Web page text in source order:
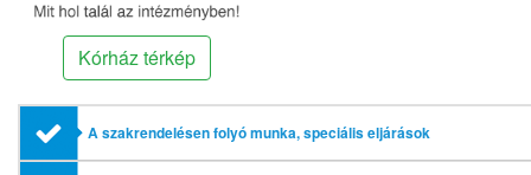
Kórház térkép
A szakrendelésen folyó munka, speciális eljárások